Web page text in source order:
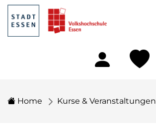
Home Kurse & Veranstaltungen